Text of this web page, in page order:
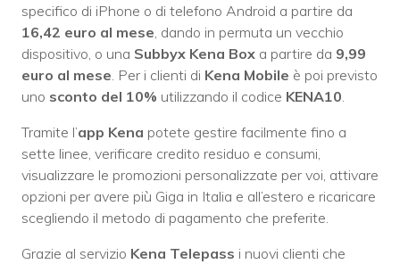
specifico di iPhone o di telefono Android a partire da
16,42 euro al mese , dando in permuta un vecchio
dispositivo, o una Subbyx Kena Box a partire da 9,99
euro al mese . Per i clienti di Kena Mobile è poi previsto
uno sconto del 10% utilizzando il codice KENA10
Tramite l’app Kena potete gestire facilmente fino a
sette linee, verificare credito residuo e consumi,
visualizzare le promozioni personalizzate per voi, attivare
opzioni per avere più Giga in Italia e all’estero e ricaricare
scegliendo il metodo di pagamento che preferite.
Grazie al servizio Kena Telepass i nuovi clienti che